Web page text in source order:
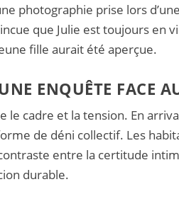
photographie prise lors
que Julie est toujours en
fille aurait été aperçue.
ENQUÊTE FACE
le cadre et la tension. En
de déni collectif. Les
entre la certitude
durable.